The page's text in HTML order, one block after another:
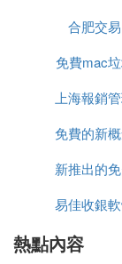
合肥交
免費mac
上海報銷
免費的新
新推出的
易佳收銀
熱點內容